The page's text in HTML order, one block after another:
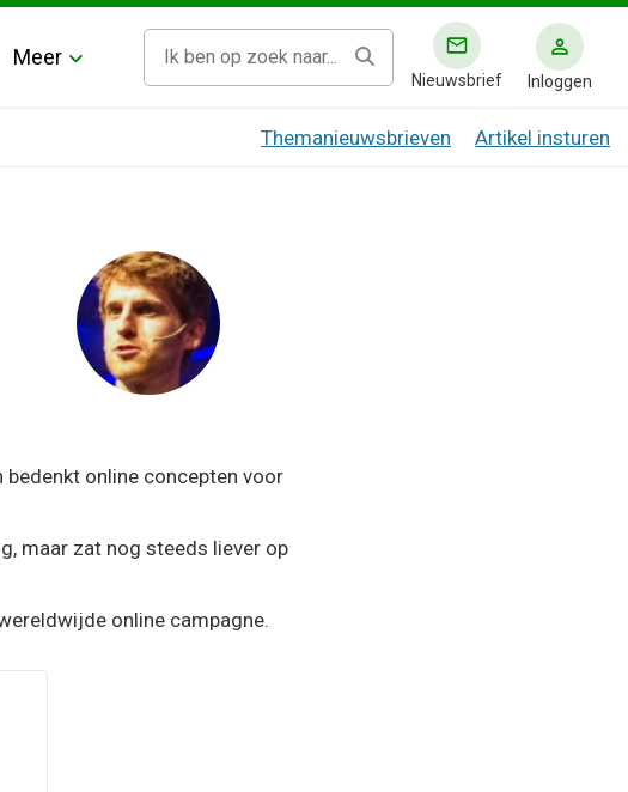
Meer
Nieuwsbrief Inloggen
Themanieuwsbrieven Artikel insturen
online concepten voor
maar zat nog steeds liever op
online campagne.